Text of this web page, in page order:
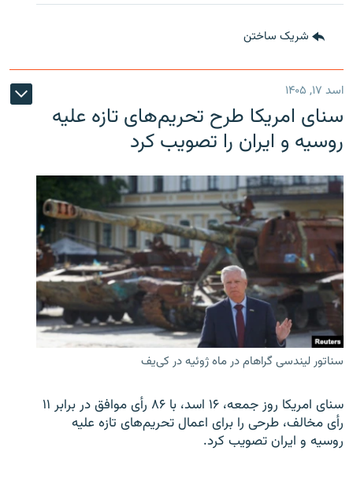
شریک ساختن
اسد ۱۷, ۱۴۰۵
سنای امریکا طرح تحریم‌های تازه علیه
روسیه و ایران را تصویب کرد
سناتور لیندسی گراهام در ماه ژوئیه در کی‌یف
سنای امریکا روز جمعه، ۱۶ اسد، با ۸۶ رأی موافق در برابر ۱۱
رأی مخالف، طرحی را برای اعمال تحریم‌های تازه علیه
روسیه و ایران تصویب کرد.